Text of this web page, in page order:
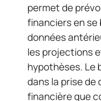
permet de
financiers en
données
les projections
hypothèses. Le
dans la prise de
financière que